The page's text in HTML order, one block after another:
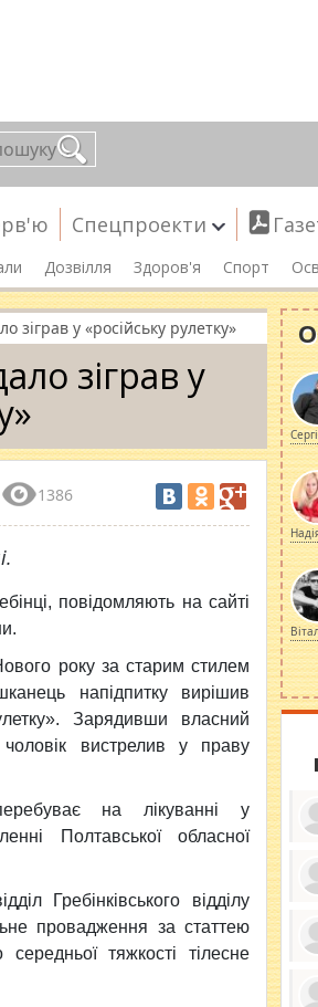
Спецпроекти
Дозвілля Здоров'я Спорт
зіграв у «російську рулетку»
зіграв у
1386
повідомляють на сайті
року за старим стилем
напідпитку вирішив
Зарядивши власний
чоловік вистрелив у праву
на лікуванні у
Полтавської обласної
Гребінківського відділу
провадження за статтею
тяжкості тілесне